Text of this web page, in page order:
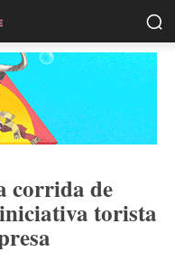
corrida de
torista